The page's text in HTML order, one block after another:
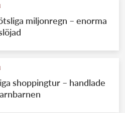
miljonregn – enorma
shoppingtur – handlade